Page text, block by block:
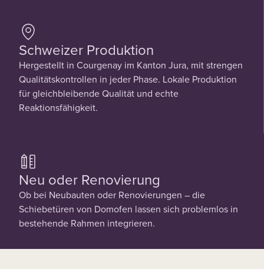
Schweizer Produktion
Hergestellt in Courgenay im Kanton Jura, mit strengen
Qualitätskontrollen in jeder Phase. Lokale Produktion
für gleichbleibende Qualität und echte
Reaktionsfähigkeit.
Neu oder Renovierung
Ob bei Neubauten oder Renovierungen – die
Schiebetüren von Domofen lassen sich problemlos in
bestehende Rahmen integrieren.